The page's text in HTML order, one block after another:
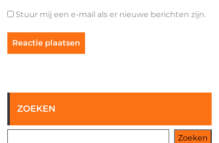
Stuur mij een e-mail als er nieuwe berichten zijn.
ZOEKEN
Zoeken